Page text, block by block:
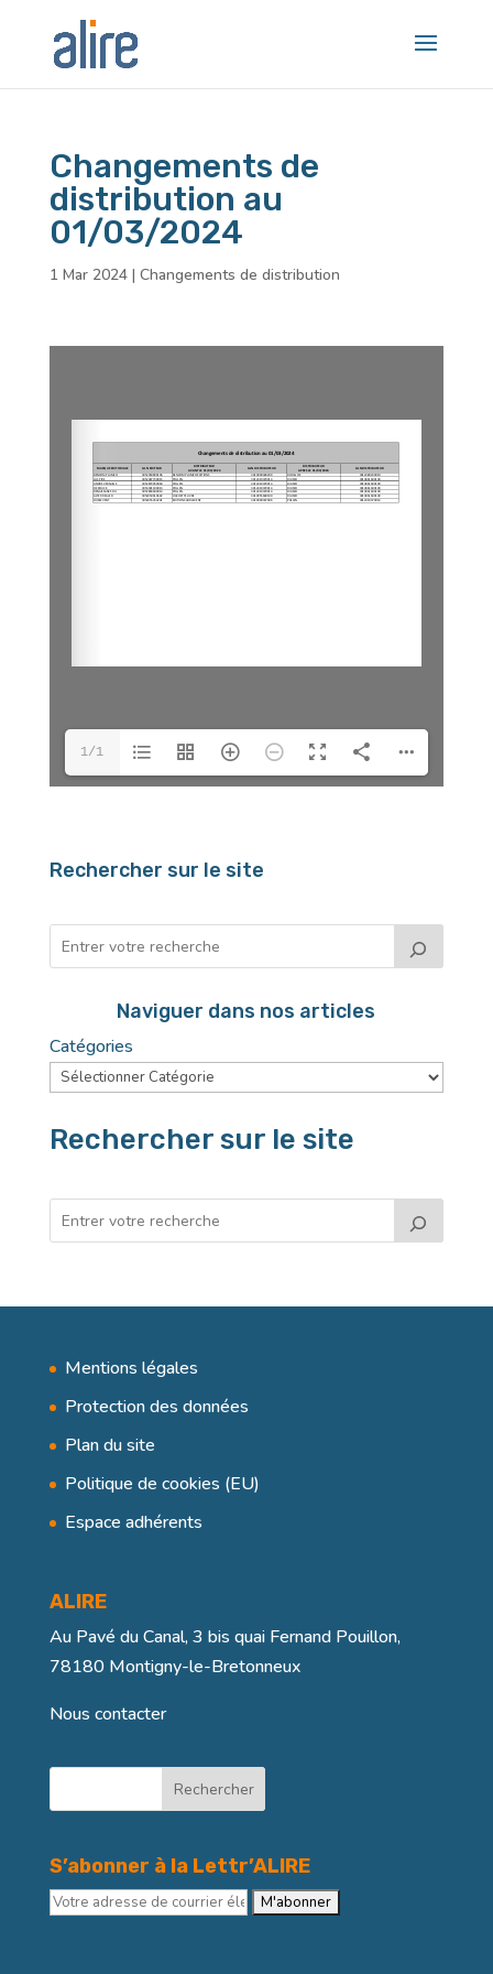
Changements de
distribution au
01/03/2024
1 Mar 2024 | Changements de distribution
1/1
Rechercher sur le site
Naviguer dans nos articles
Catégories
Rechercher sur le site
Mentions légales
Protection des données
Plan du site
Politique de cookies (EU)
Espace adhérents
ALIRE
Au Pavé du Canal, 3 bis quai Fernand Pouillon,
78180 Montigny-le-Bretonneux
Nous contacter
Rechercher
S’abonner à la Lettr’ALIRE